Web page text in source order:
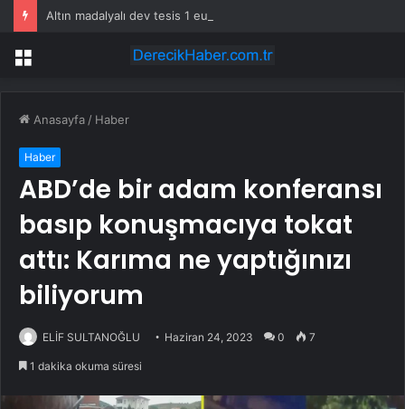
Menü
Anasayfa / Haber
Haber
ABD’de bir adam konferansı
basıp konuşmacıya tokat
attı: Karıma ne yaptığınızı
biliyorum
ELİF SULTANOĞLU Haziran 24, 2023 0 7
1 dakika okuma süresi